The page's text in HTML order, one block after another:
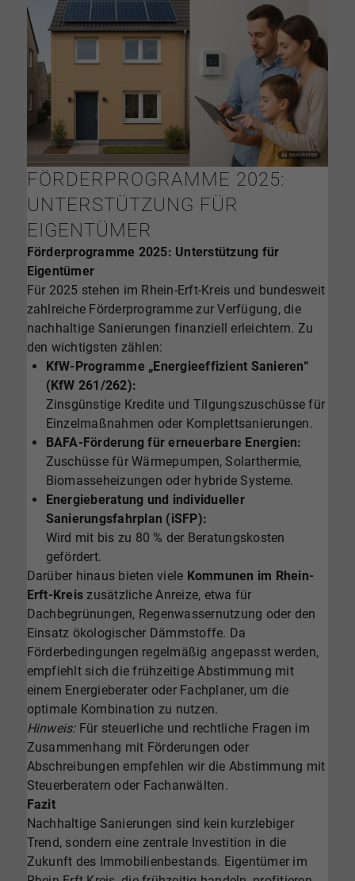
FÖRDERPROGRAMME 2025:
UNTERSTÜTZUNG FÜR
EIGENTÜMER
Förderprogramme 2025: Unterstützung für
Eigentümer
Für 2025 stehen im Rhein-Erft-Kreis und bundesweit
zahlreiche Förderprogramme zur Verfügung, die
nachhaltige Sanierungen finanziell erleichtern. Zu
den wichtigsten zählen:
KfW-Programme „Energieeffizient Sanieren“
(KfW 261/262):
Zinsgünstige Kredite und Tilgungszuschüsse für
Einzelmaßnahmen oder Komplettsanierungen.
BAFA-Förderung für erneuerbare Energien:
Zuschüsse für Wärmepumpen, Solarthermie,
Biomasseheizungen oder hybride Systeme.
Energieberatung und individueller
Sanierungsfahrplan (iSFP):
Wird mit bis zu 80 % der Beratungskosten
gefördert.
Darüber hinaus bieten viele Kommunen im Rhein-
Erft-Kreis zusätzliche Anreize, etwa für
Dachbegrünungen, Regenwassernutzung oder den
Einsatz ökologischer Dämmstoffe. Da
Förderbedingungen regelmäßig angepasst werden,
empfiehlt sich die frühzeitige Abstimmung mit
einem Energieberater oder Fachplaner, um die
optimale Kombination zu nutzen.
Hinweis:Für steuerliche und rechtliche Fragen im
Zusammenhang mit Förderungen oder
Abschreibungen empfehlen wir die Abstimmung mit
Steuerberatern oder Fachanwälten.
Fazit
Nachhaltige Sanierungen sind kein kurzlebiger
Trend, sondern eine zentrale Investition in die
Zukunft des Immobilienbestands. Eigentümer im